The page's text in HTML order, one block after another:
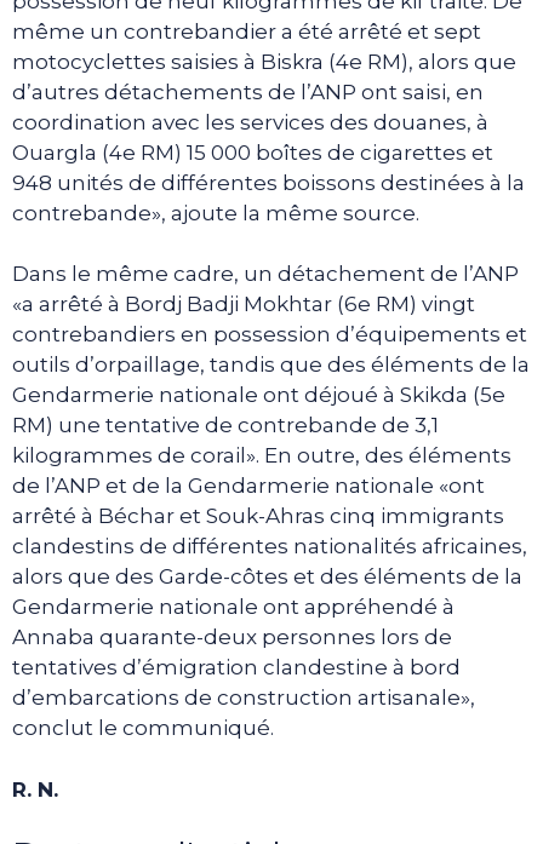
même un contrebandier a été arrêté et sept
motocyclettes saisies à Biskra (4e RM), alors que
d’autres détachements de l’ANP ont saisi, en
coordination avec les services des douanes, à
Ouargla (4e RM) 15 000 boîtes de cigarettes et
948 unités de différentes boissons destinées à la
contrebande», ajoute la même source.
Dans le même cadre, un détachement de l’ANP
«a arrêté à Bordj Badji Mokhtar (6e RM) vingt
contrebandiers en possession d’équipements et
outils d’orpaillage, tandis que des éléments de la
Gendarmerie nationale ont déjoué à Skikda (5e
RM) une tentative de contrebande de 3,1
kilogrammes de corail». En outre, des éléments
de l’ANP et de la Gendarmerie nationale «ont
arrêté à Béchar et Souk-Ahras cinq immigrants
clandestins de différentes nationalités africaines,
alors que des Garde-côtes et des éléments de la
Gendarmerie nationale ont appréhendé à
Annaba quarante-deux personnes lors de
tentatives d’émigration clandestine à bord
d’embarcations de construction artisanale»,
conclut le communiqué.
R. N.